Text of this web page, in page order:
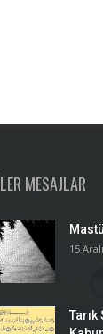
MESAJLAR
15